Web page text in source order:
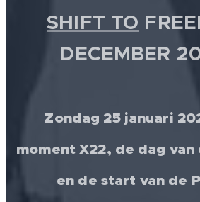
SHIFT TO
DECEMBER
Zondag 25 januari
moment X22, de dag van
en de start van de